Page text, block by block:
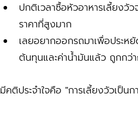
ปกติเวลาซื้อหัวอาหารเลี้ยงวั
ราคาที่สูงมาก
เลยอยากออกรถมาเพื่อประห
ต้นทุนและค่าน้ำมันแล้ว ถูกกว่า
มีคติประจำใจคือ "การเลี้ยงวัวเป็น